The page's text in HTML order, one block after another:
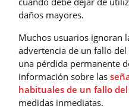
daños mayores.
Muchos usuarios ignoran
advertencia de un fallo
una pérdida permanente
información sobre las
habituales de un fallo del
medidas inmediatas.